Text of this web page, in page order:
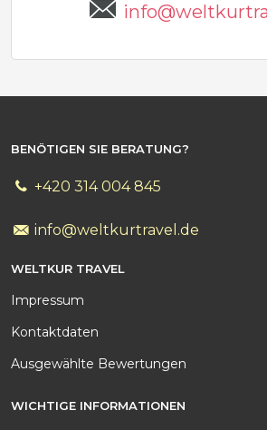
BENÖTIGEN SIE BERATUNG?
+420 314 004 845
info@weltkurtravel.de
WELTKUR TRAVEL
Impressum
Kontaktdaten
Ausgewählte Bewertungen
WICHTIGE INFORMATIONEN